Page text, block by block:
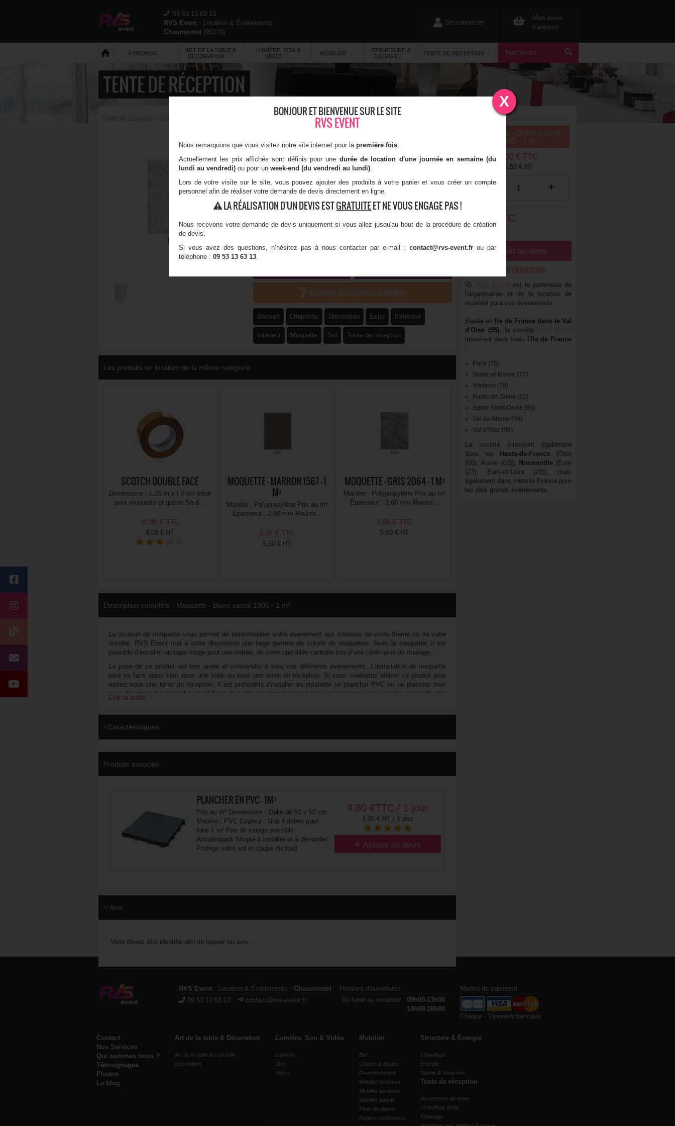
09 53 13 63 13
RVS Event - Location & Événements
Chaumontel (95270)
Se connecter
Mon devis
0 article(s)
À PROPOS
ART DE LA TABLE &
DÉCORATION
LUMIÈRE, SON &
VIDÉO
MOBILIER
STRUCTURE &
ÉNERGIE
TENTE DE RÉCEPTION
TENTE DE RÉCEPTION
Moquette - Blanc cassé 1005 - 1 m²
Référence :TEN-MOQ-BL1005
6,60 € TTC
Soyez le premier à donner votre avis sur ce produit !
Matière : Polypropylène
Prix au m²
Rouleaux : 2, 3 ou 4 m de large
Pour salon, foire, exposition, mariage, ...
POSER UNE QUESTION SUR CE PRODUIT
Barnum Chapiteau Décoration Expo Extérieur
Intérieur Moquette Sol Tente de réception
Les produits en location de la même catégorie
SCOTCH DOUBLE FACE
Dimensions : L.25 m x l.5 cm Idéal
pour moquette et gazon Se d…
10,80 € TTC
9,00 € HT
MOQUETTE - MARRON 1567 - 1
M²
Matière : Polypropylène Prix au m²
Épaisseur : 2,60 mm Roulea…
6,60 € TTC
5,50 € HT
MOQUETTE - GRIS 2064 - 1 M²
Matière : Polypropylène Prix au m²
Épaisseur : 2,60 mm Roulea…
6,60 € TTC
5,50 € HT
Description complète : Moquette - Blanc cassé 1005 - 1 m²
La location de moquette vous permet de personnaliser votre événement aux couleurs de votre thème ou de votre
société. RVS Event met à votre disposition une large gamme de coloris de moquettes. Avec la moquette, il est
possible d’installer un tapis rouge pour une entrée, de créer une allée centrale lors d’une cérémonie de mariage, …
La pose de ce produit est très aisée et conviendra à tous vos différents événements. L'installation de moquette
peut se faire aussi bien dans une salle ou sous une tente de réception. Si vous souhaitez utiliser ce produit pour
mettre sous une tente de réception, il est préférable d'installer au préalable un plancher PVC ou un plancher bois
pour obtenir un plancher plat et solide et de surélever votre terrain et ainsi protéger vos convives et la moquette des
intempéries.
La moquette est disponible en rouleau de 2,3 ou parfois 4 mètres avec un film de protection.
Ce produit possède les différentes normes obligatoires afin d'être utilisé dans les salons, les foires, les expositions,
les inaugurations, les mariages, les cocktails, ... La moquette est 100% polypropylène avec un poids des fibres de
Lire la suite...
Caractéristiques
Produits associés
PLANCHER EN PVC - 1M²
Prix au m² Dimensions : Dalle de 50 x 50 cm
Matière : PVC Couleur : Noir 4 dalles pour
faire 1 m² Pas de calage possible
Antidérapant Simple à installer et à démonter
Protège votre sol et coupe du froid
4,80 €TTC / 1 jour
4,00 € HT / 1 jour
Ajouter au devis
Avis
Vous devez être identifié afin de laisser un avis.
Moquette - Blanc cassé
1005 - 1 m²
6,60 € TTC
5,50€ HT
€ TTC
5,50 € HT
Ajouter au devis
RAPPEL ET INFORMATIONS
RVS Event est le partenaire de
l'organisation et de la location de
matériel pour vos événements.
Basée en
Ile de France dans le Val
d'Oise (95), la société
RVS Event
intervient dans toute
l'Ile de France
:
Paris (75)
Seine-et-Marne (77)
Yvelines (78)
Hauts-de-Seine (92)
Seine-Saint-Denis (93)
Val-de-Marne (94)
Val-d'Oise (95)
La société intervient également
dans les
Hauts-de-France (Oise
(60), Aisne (02)),
Normandie(Eure
(27), Eure-et-Loire (28)), mais
également dans toute la France pour
les plus grands événements.
RVS Event - Location & Événements - Chaumontel
09 53 13 63 13
contact@rvs-event.fr
Horaires d'ouvertures
Du lundi au vendredi
09h00-13h00
14h00-18h00
Modes de paiement
Chèque - Virement bancaire
Contact
Nos Services
Qui sommes nous ?
Témoignages
Photos
Le blog
Art de la table & Décoration
Art de la table & vaisselle
Décoration
Lumière, Son & Vidéo
Lumière
Son
Vidéo
Mobilier
Bar
Chaise & assise
Divertissement
Mobilier extérieur
Mobilier lumineux
Mobilier palette
Piste de danse
Pupitre conférence
Structure & Énergie
Chauffage
Énergie
Scène & Structure
Tente de réception
Accessoire de tente
Chauffage tente
Éclairage
X
BONJOUR ET BIENVENUE SUR LE SITE
RVS EVENT
Nous remarquons que vous visitez notre site internet pour la première fois
Actuellement les prix affichés sont définis pour une durée de location d'une journée en semaine (du
lundi au vendredi) ou pour un week-end (du vendredi au lundi)
Lors de votre visite sur le site, vous pouvez ajouter des produits à votre panier et vous créer un compte
personnel afin de réaliser votre demande de devis directement en ligne.
LA RÉALISATION D'UN DEVIS ESTGRATUITEET NE VOUS ENGAGE PAS !
Nous recevons votre demande de devis uniquement si vous allez jusqu'au bout de la procédure de création
de devis.
Si vous avez des questions, n’hésitez pas à nous contacter par e-mail : contact@rvs-event.fr ou par
téléphone : 09 53 13 63 13